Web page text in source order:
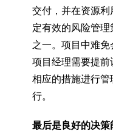
交付，并在资源
定有效的风险管
之一。项目中难免
项目经理需要提
相应的措施进行
行。
最后是良好的决